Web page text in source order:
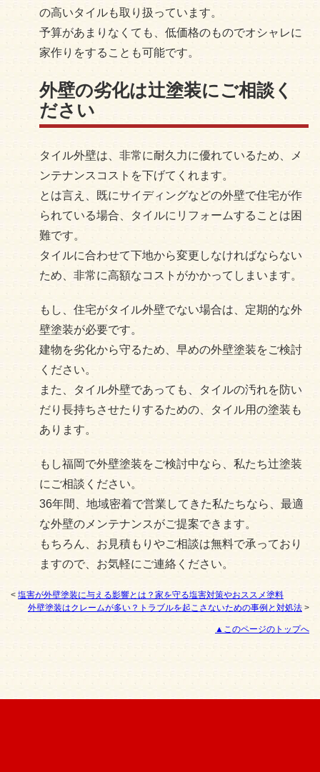
の高いタイルも取り扱っています。
予算があまりなくても、低価格のものでオシャレに
家作りをすることも可能です。
外壁の劣化は辻塗装にご相談く
ださい
タイル外壁は、非常に耐久力に優れているため、メ
ンテナンスコストを下げてくれます。
とは言え、既にサイディングなどの外壁で住宅が作
られている場合、タイルにリフォームすることは困
難です。
タイルに合わせて下地から変更しなければならない
ため、非常に高額なコストがかかってしまいます。
もし、住宅がタイル外壁でない場合は、定期的な外
壁塗装が必要です。
建物を劣化から守るため、早めの外壁塗装をご検討
ください。
また、タイル外壁であっても、タイルの汚れを防い
だり長持ちさせたりするための、タイル用の塗装も
あります。
もし福岡で外壁塗装をご検討中なら、私たち辻塗装
にご相談ください。
36年間、地域密着で営業してきた私たちなら、最適
な外壁のメンテナンスがご提案できます。
もちろん、お見積もりやご相談は無料で承っており
ますので、お気軽にご連絡ください。
< 塩害が外壁塗装に与える影響とは？家を守る塩害対策やおススメ塗料
外壁塗装はクレームが多い？トラブルを起こさないための事例と対処法 >
▲このページのトップへ